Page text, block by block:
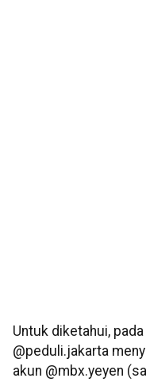
Untuk diketahui,
@peduli.jakarta
akun @mbx.yeyen